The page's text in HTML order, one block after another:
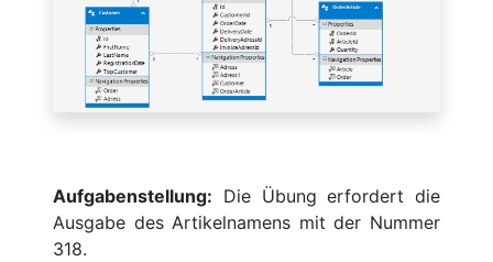
Aufgabenstellung: Die Übung erfordert die
Ausgabe des Artikelnamens mit der Nummer
318.